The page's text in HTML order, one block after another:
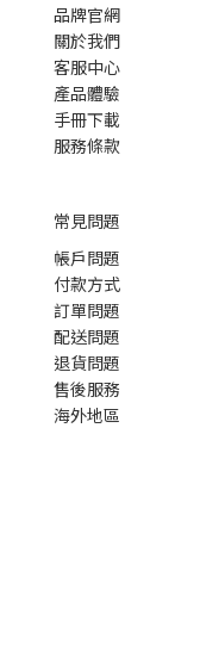
品牌官網
關於我們
客服中心
產品體驗
手冊下載
服務條款
常見問題
帳戶問題
付款方式
訂單問題
配送問題
退貨問題
售後服務
海外地區